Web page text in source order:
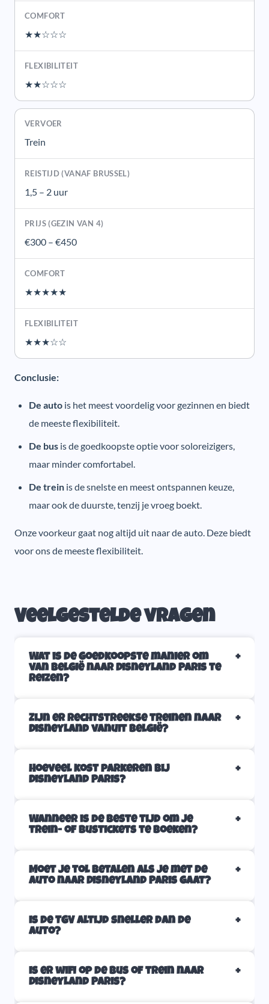
★★☆☆☆
★★☆☆☆
Trein
1,5 – 2 uur
€300 – €450
★★★★★
★★★☆☆
Conclusie:
De auto is het meest voordelig voor gezinnen en biedt
de meeste flexibiliteit.
De bus is de goedkoopste optie voor soloreizigers,
maar minder comfortabel.
De trein is de snelste en meest ontspannen keuze,
maar ook de duurste, tenzij je vroeg boekt.
Onze voorkeur gaat nog altijd uit naar de auto. Deze biedt
voor ons de meeste flexibiliteit.
Veelgestelde vragen
Wat is de goedkoopste manier om
van België naar Disneyland Paris te
reizen?
Zijn er rechtstreekse treinen naar
Disneyland vanuit België?
Hoeveel kost parkeren bij
Disneyland Paris?
Wanneer is de beste tijd om je
trein- of bustickets te boeken?
Moet je tol betalen als je met de
auto naar Disneyland Paris gaat?
Is de TGV altijd sneller dan de
auto?
Is er wifi op de bus of trein naar
Disneyland Paris?